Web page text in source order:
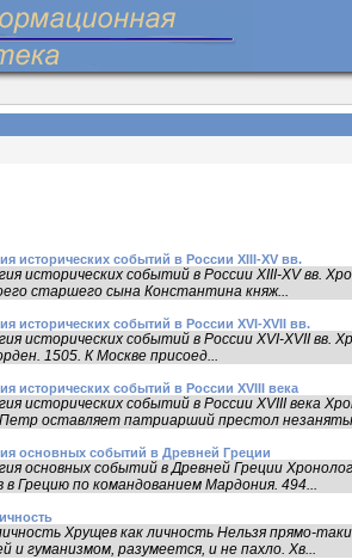
исторических событий в России XIII-XV вв.
исторических событий в России XIII-XV вв.
старшего сына Константина княж...
исторических событий в России XVI-XVII вв.
исторических событий в России XVI-XVII вв.
1505. К Москве присоед...
исторических событий в России XVIII века
исторических событий в России XVIII века
оставляет патриарший престол
основных событий в Древней Греции
основных событий в Древней Греции
в Грецию по командованием Мардония. 494...
Хрущев как личность Нельзя прямо-
и гуманизмом, разумеется, и не пахло. Хв...